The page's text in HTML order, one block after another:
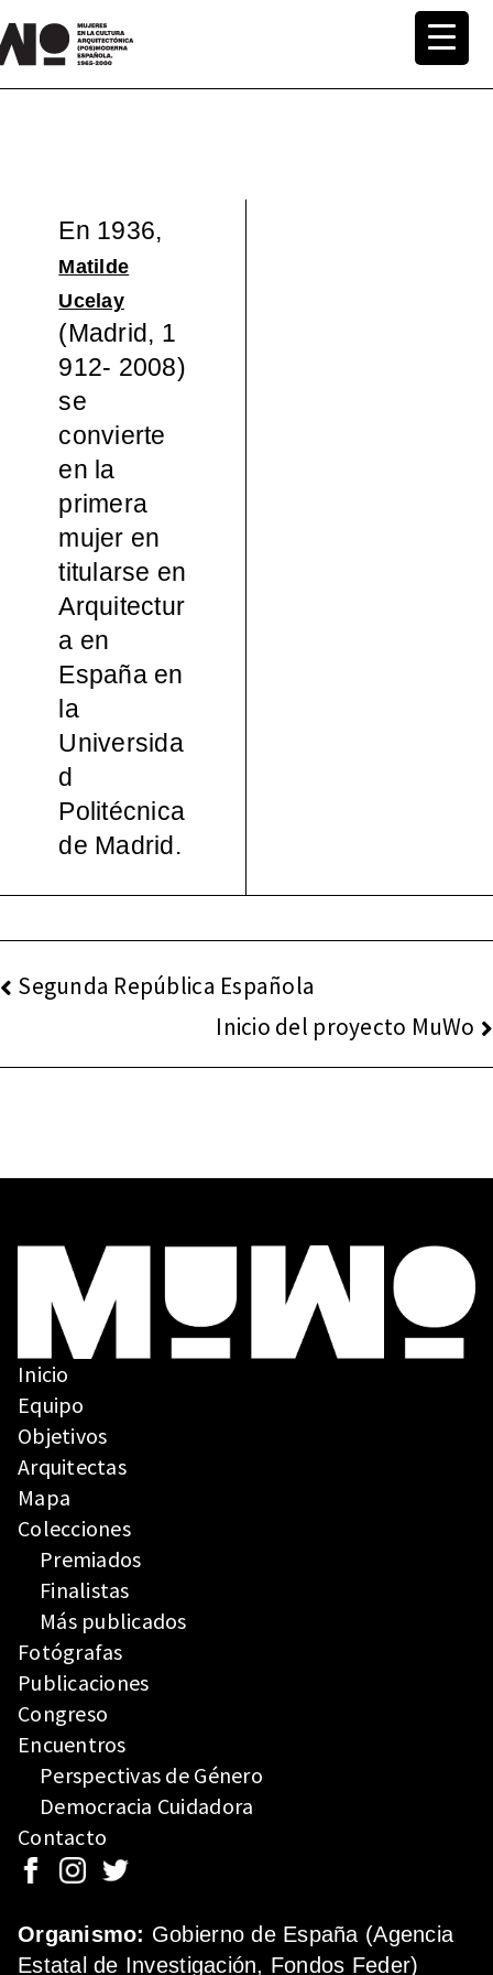
al
MuWo –
En 1936,
Matilde
Ucelay
(Madrid, 1
912- 2008)
se
convierte
en la
primera
mujer en
titularse en
Arquitectur
a en
España en
la
Universida
d
Politécnica
de Madrid.
NAVEGACIÓN
Segunda República Española
Inicio del proyecto MuWo
Inicio
Equipo
Objetivos
Arquitectas
Mapa
Colecciones
Premiados
Finalistas
Más publicados
Fotógrafas
Publicaciones
Congreso
Encuentros
Perspectivas de Género
Democracia Cuidadora
Contacto
Organismo: Gobierno de España (Agencia
Estatal de Investigación, Fondos Feder)